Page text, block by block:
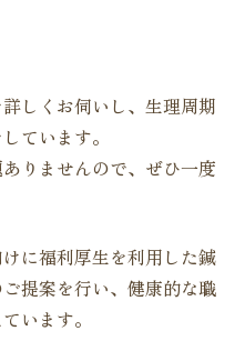
しくお伺いし、生理周期
ています。
りませんので、ぜひ一度
に福利厚生を利用した鍼
提案を行い、健康的な職
います。